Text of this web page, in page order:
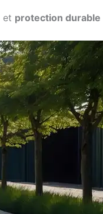
et protection durable